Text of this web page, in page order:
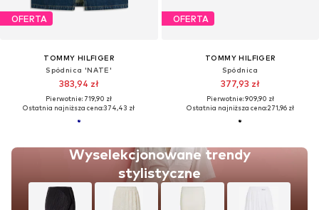
OFERTA
TOMMY HILFIGER
Spódnica 'NATE'
383,94 zł
Pierwotnie: 719,90 zł
Ostatnia najniższa cena:374,43 zł
Wyselekcjonowane trendy
stylistyczne
OFERTA
TOMMY HILFIGER
Spódnica
377,93 zł
Pierwotnie: 909,90 zł
Ostatnia najniższa cena:271,96 zł